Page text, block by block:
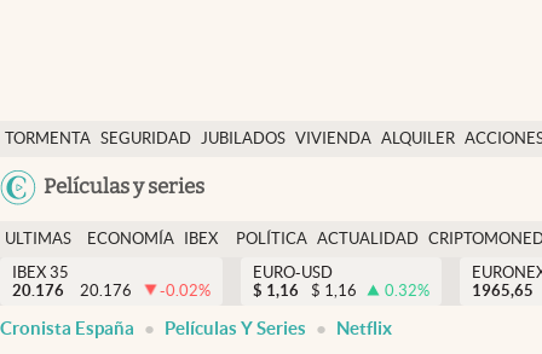
TORMENTA SEGURIDAD JUBILADOS VIVIENDA ALQUILER
USA
Películas y series
Economía y finanzas
Política
Actualidad
Criptomonedas
España
ULTIMAS
NOTICIAS
ECONOMÍA
FINANZAS
IBEX
EURO
POLÍTICA ACTUALIDAD
IBEX 35
20.176
20.176 -0.02%
EURO-USD
$ 1,16 $ 1,16 0.32%
1965,65
Cronista España Películas Y Series Netflix